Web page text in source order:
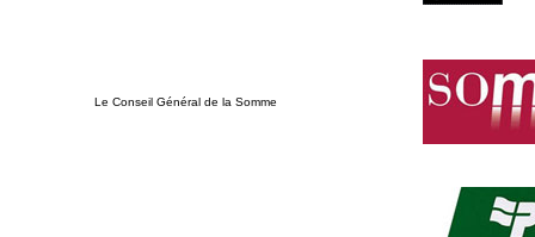
Le Conseil Général de la Somme